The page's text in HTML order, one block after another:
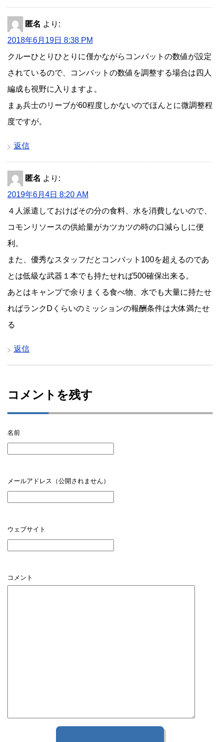
匿名 より:
2018年6月19日 8:38 PM
クルーひとりひとりに僅かながらコンバットの数値が設定
されているので、コンバットの数値を調整する場合は四人
編成も視野に入りますよ。
まぁ兵士のリーブが60程度しかないのでほんとに微調整程
度ですが。
返信
匿名 より:
2019年6月4日 8:20 AM
４人派遣しておけばその分の食料、水を消費しないので、
コモンリソースの供給量がカツカツの時の口減らしに便
利。
また、優秀なスタッフだとコンバット100を超えるのであ
とは低級な武器１本でも持たせれば500確保出来る。
あとはキャンプで余りまくる食べ物、水でも大量に持たせ
ればランクDくらいのミッションの報酬条件は大体満たせ
る
返信
コメントを残す
名前
メールアドレス（公開されません）
ウェブサイト
コメント